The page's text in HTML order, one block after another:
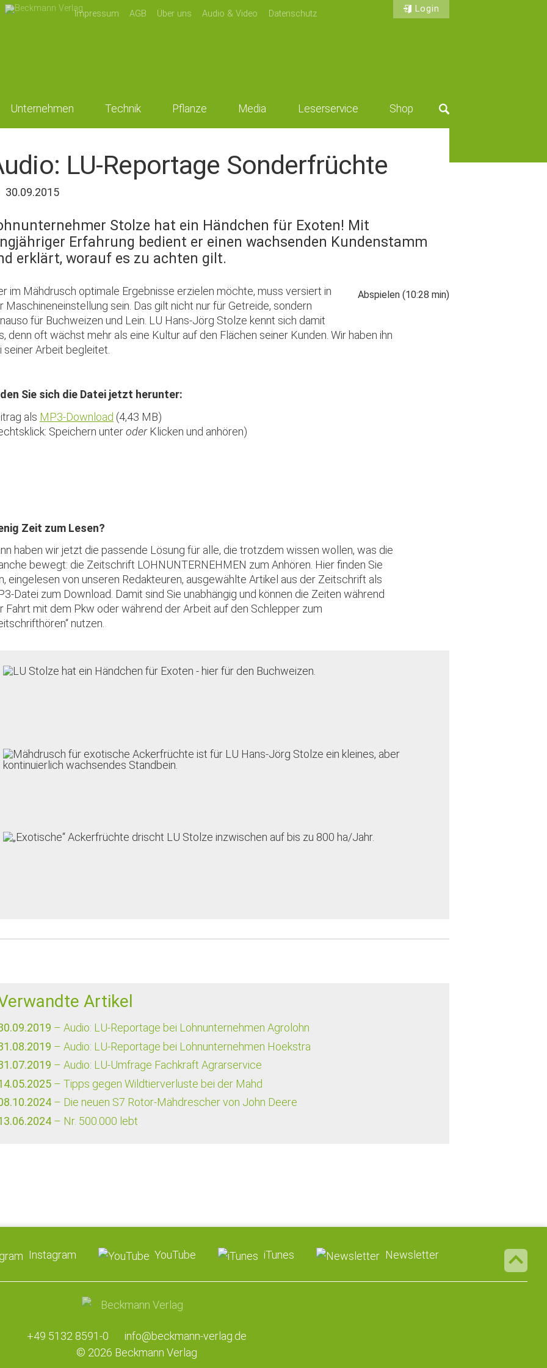
Impressum AGB Über uns Audio & Video Datenschutz Login
Unternehmen Technik Pflanze Media Leserservice Shop Suche
LU-Reportage Sonderfrüchte
30.09.2015
Stolze hat ein Händchen für Exoten! Mit
Erfahrung bedient er einen wachsenden Kundenstamm
erklärt, worauf es zu achten gilt.
Abspielen (10:28 min)
im Mähdrusch optimale Ergebnisse erzielen möchte, muss versiert in
Maschineneinstellung sein. Das gilt nicht nur für Getreide, sondern
für Buchweizen und Lein. LU Hans-Jörg Stolze kennt sich damit
denn oft wächst mehr als eine Kultur auf den Flächen seiner Kunden. Wir haben ihn
seiner Arbeit begleitet.
Sie sich die Datei jetzt herunter:
als MP3-Download (4,43 MB)
Speichern unteroderKlicken und anhören)
Zeit zum Lesen?
haben wir jetzt die passende Lösung für alle, die trotzdem wissen wollen, was die
bewegt: die Zeitschrift LOHNUNTERNEHMEN zum Anhören. Hier finden Sie
eingelesen von unseren Redakteuren, ausgewählte Artikel aus der Zeitschrift als
Datei zum Download. Damit sind Sie unabhängig und können die Zeiten während
Fahrt mit dem Pkw oder während der Arbeit auf den Schlepper zum
nutzen.
Artikel
– Audio: LU-Reportage bei Lohnunternehmen Agrolohn
– Audio: LU-Reportage bei Lohnunternehmen Hoekstra
– Audio: LU-Umfrage Fachkraft Agrarservice
– Tipps gegen Wildtierverluste bei der Mahd
– Die neuen S7 Rotor-Mähdrescher von John Deere
– Nr. 500.000 lebt
Instagram YouTube iTunes Newsletter
+49 5132 8591-0
info@beckmann-verlag.de
© 2026 Beckmann Verlag